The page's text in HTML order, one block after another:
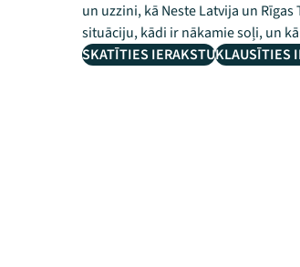
un uzzini, kā Neste Latvija un
situāciju, kādi ir nākamie soļi, un
SKATĪTIES IERAKSTUKLAUSĪTIES